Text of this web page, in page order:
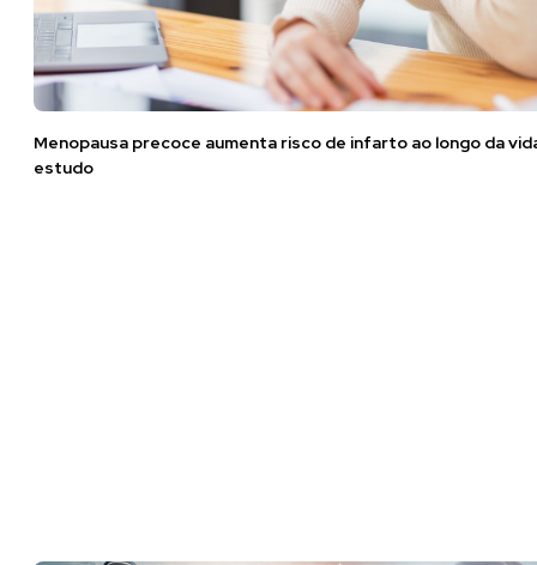
Menopausa precoce aumenta risco de infarto ao longo da
estudo